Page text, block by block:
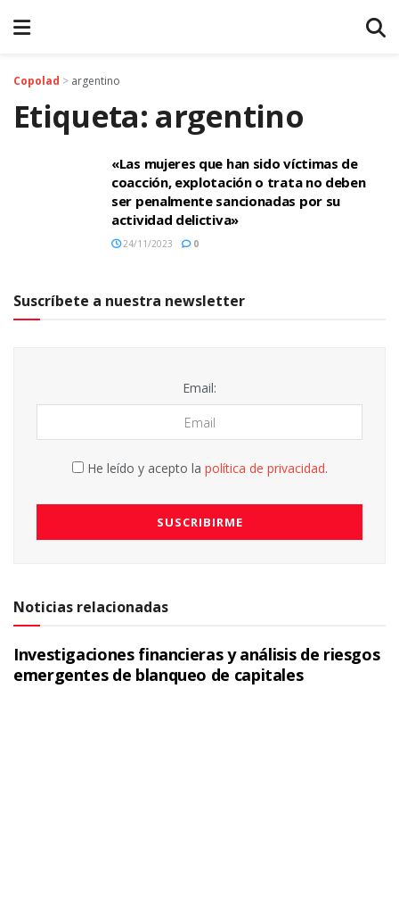
Copolad > argentino
Etiqueta: argentino
«Las mujeres que han sido víctimas de
coacción, explotación o trata no deben
ser penalmente sancionadas por su
actividad delictiva»
24/11/2023 0
Suscríbete a nuestra newsletter
Email:
He leído y acepto la política de privacidad.
Noticias relacionadas
Investigaciones financieras y análisis de riesgos
emergentes de blanqueo de capitales